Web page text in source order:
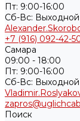
Пт: 9:00-16:00
Cб-Вс: Выходной
+7 (916) 092-42-
Самара
09:00 - 18:00
Пт: 9:00-16:00
Cб-Вс: Выходной
Поиск